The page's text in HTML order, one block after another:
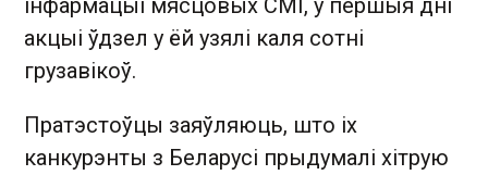
акцыі ўдзел у ёй узялі каля сотні
грузавікоў.
Пратэстоўцы заяўляюць, што іх
канкурэнты з Беларусі прыдумалі хітрую